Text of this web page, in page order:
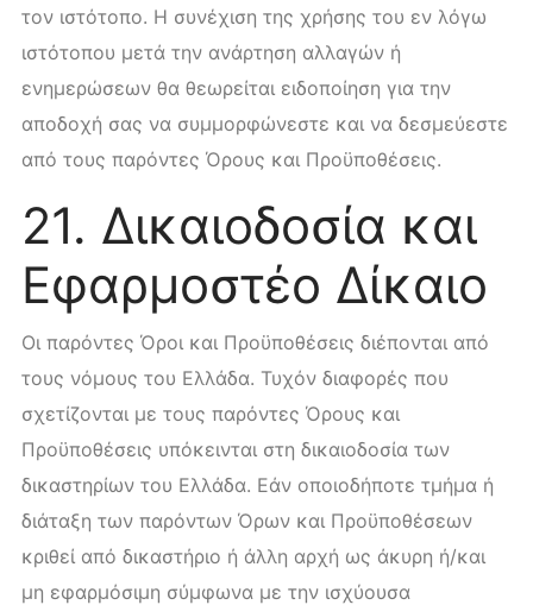
τον ιστότοπο. Η συνέχιση της χρήσης του εν λόγω
ιστότοπου μετά την ανάρτηση αλλαγών ή
ενημερώσεων θα θεωρείται ειδοποίηση για την
αποδοχή σας να συμμορφώνεστε και να δεσμεύεστε
από τους παρόντες Όρους και Προϋποθέσεις.
21. Δικαιοδοσία και
Εφαρμοστέο Δίκαιο
Οι παρόντες Όροι και Προϋποθέσεις διέπονται από
τους νόμους του Ελλάδα. Τυχόν διαφορές που
σχετίζονται με τους παρόντες Όρους και
Προϋποθέσεις υπόκεινται στη δικαιοδοσία των
δικαστηρίων του Ελλάδα. Εάν οποιοδήποτε τμήμα ή
διάταξη των παρόντων Όρων και Προϋποθέσεων
κριθεί από δικαστήριο ή άλλη αρχή ως άκυρη ή/και
μη εφαρμόσιμη σύμφωνα με την ισχύουσα